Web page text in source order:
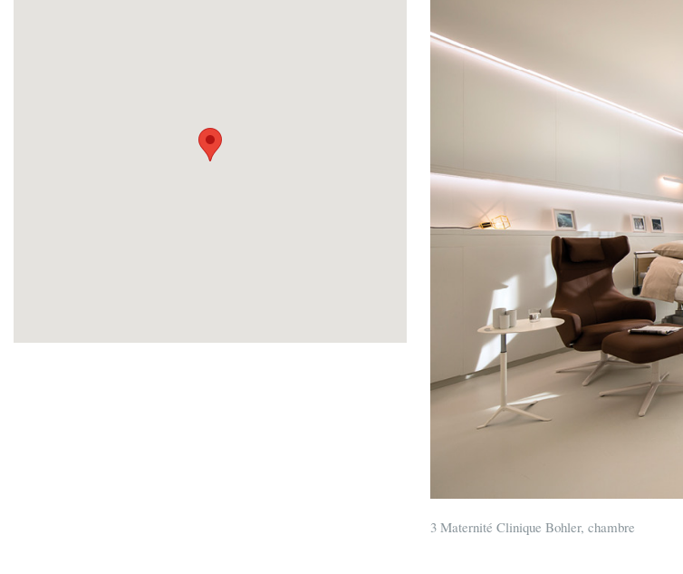
3 Maternité Clinique Bohler, chambre